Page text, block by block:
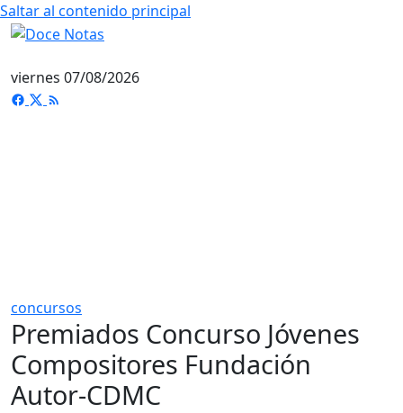
Saltar al contenido principal
viernes 07/08/2026
concursos
Premiados Concurso Jóvenes
Compositores Fundación
Autor-CDMC